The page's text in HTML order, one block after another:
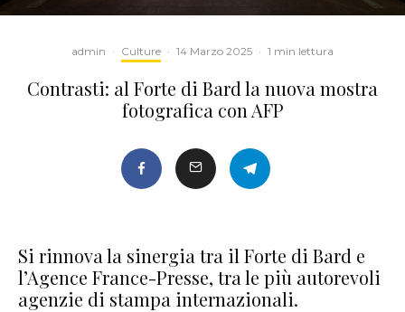
admin · Culture · 14 Marzo 2025 · 1 min lettura
Contrasti: al Forte di Bard la nuova mostra
fotografica con AFP
Si rinnova la sinergia tra il Forte di Bard e
l’Agence France-Presse, tra le più autorevoli
agenzie di stampa internazionali.